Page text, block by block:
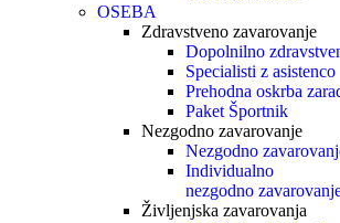
OSEBA
Zdravstveno zavarovanje
Dopolnilno
Specialisti z asistenco
Prehodna oskrba
Paket Športnik
Nezgodno zavarovanje
Nezgodno
Individualno
nezgodno
Življenjska zavarovanja